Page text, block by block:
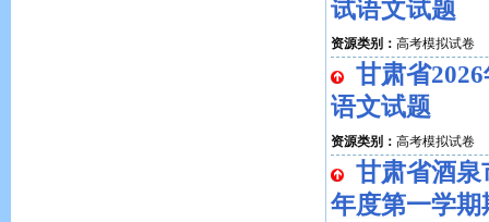
试语文试题
资源类别： 高考模拟试卷
甘肃省
语文试题
资源类别： 高考模拟试卷
甘肃省酒泉
年度第一学